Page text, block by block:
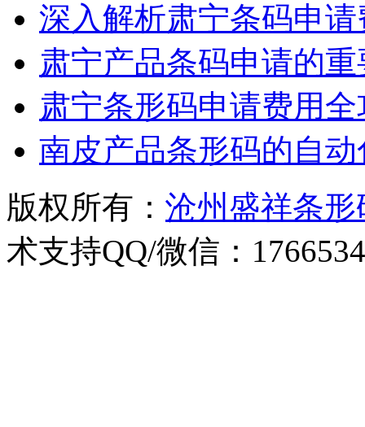
深入解析肃宁条码申请
肃宁产品条码申请的
肃宁条形码申请费用
南皮产品条形码的自
版权所有： 沧州盛祥条
术支持QQ/微信：